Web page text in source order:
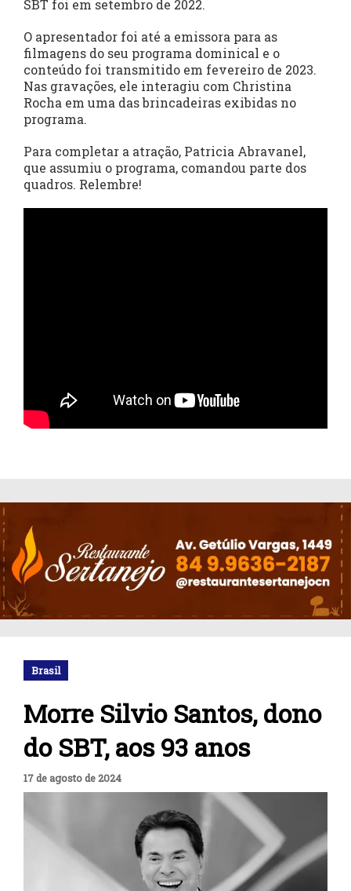
SBT foi em setembro de 2022.
O apresentador foi até a emissora para as
filmagens do seu programa dominical e o
conteúdo foi transmitido em fevereiro de 2023.
Nas gravações, ele interagiu com Christina
Rocha em uma das brincadeiras exibidas no
programa.
Para completar a atração, Patricia Abravanel,
que assumiu o programa, comandou parte dos
quadros. Relembre!
Brasil
Morre Silvio Santos, dono
do SBT, aos 93 anos
17 de agosto de 2024